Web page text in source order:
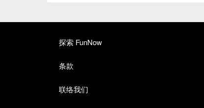
探索 FunNow
条款
联络我们